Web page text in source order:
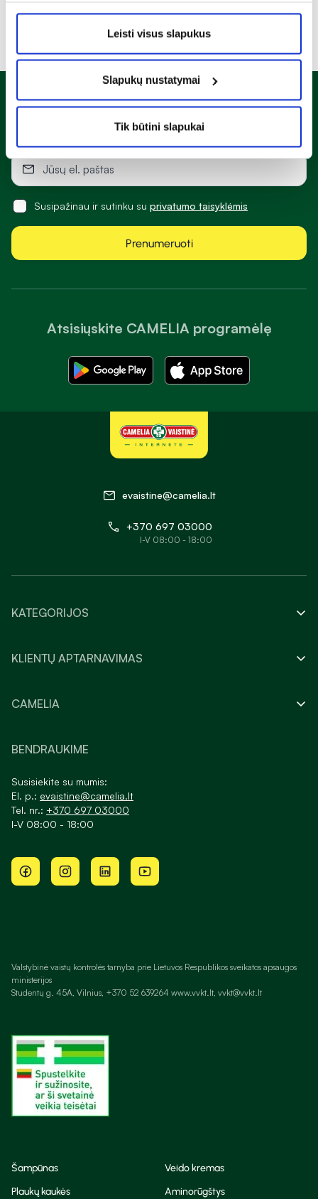
Leisti visus slapukus
Slapukų nustatymai
Tik būtini slapukai
Atsisiųskite CAMELIA programėlę
Naujienlaiškis
Sužinok apie nuolaidas ir specialius pasiūlymus!
Susipažinau ir sutinku su privatumo taisyklėmis
Prenumeruoti
evaistine@camelia.lt
+370 697 03000
I-V 08:00 - 18:00
KATEGORIJOS
KLIENTŲ APTARNAVIMAS
CAMELIA
BENDRAUKIME
Susisiekite su mumis:
El. p.: evaistine@camelia.lt
Tel. nr.: +370 697 03000
I-V 08:00 - 18:00
Valstybinė vaistų kontrolės tarnyba prie Lietuvos Respublikos sveikatos apsaugos
ministerijos
Studentų g. 45A, Vilnius, +370 52 639264 www.vvkt.lt, vvkt@vvkt.lt
Šampūnas
Veido kremas
Plaukų kaukės
Aminorūgštys